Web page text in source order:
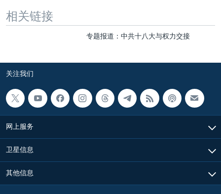
相关链接
专题报道：中共十八大与权力交接
关注我们
网上服务
卫星信息
其他信息